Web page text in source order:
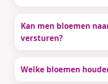
Kan men bloemen
versturen?
Welke bloemen